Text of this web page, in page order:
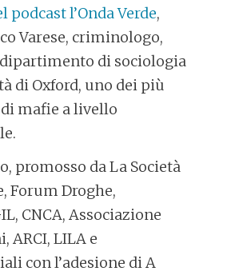
podcast l’Onda Verde,
Varese, criminologo,
di sociologia
di Oxford, uno dei più
mafie a livello
promosso da La Società
Forum Droghe,
CNCA, Associazione
ARCI, LILA e
con l’adesione di A